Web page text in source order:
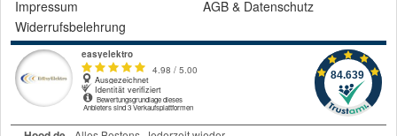
Impressum
AGB & Datenschutz
Widerrufsbelehrung